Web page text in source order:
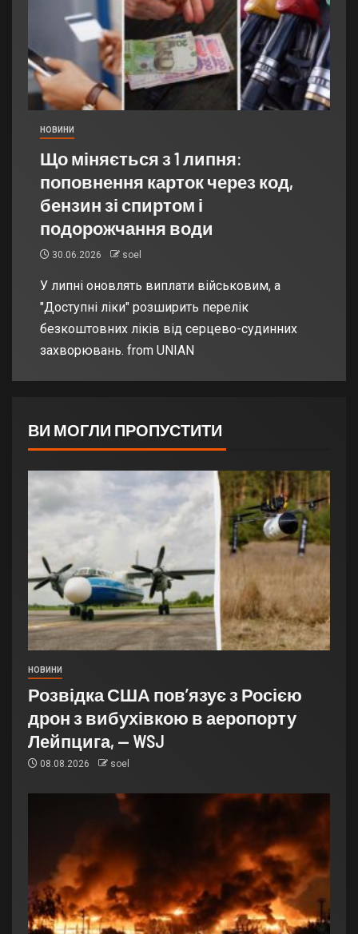
НОВИНИ
Що міняється з 1 липня:
поповнення карток через код,
бензин зі спиртом і
подорожчання води
30.06.2026 soel
У липні оновлять виплати військовим, а
"Доступні ліки" розширить перелік
безкоштовних ліків від серцево-судинних
захворювань. from UNIAN
ВИ МОГЛИ ПРОПУСТИТИ
НОВИНИ
Розвідка США пов’язує з Росією
дрон з вибухівкою в аеропорту
Лейпцига, — WSJ
08.08.2026 soel